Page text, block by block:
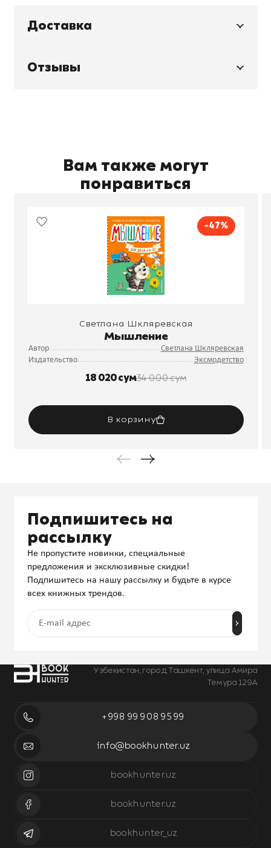
Доставка
Отзывы
Вам также могут
понравиться
-47%
Светлана Шкляревская
Мышление
Автор
Светлана Шкляревская
Издательство
Эксмодетство
18 020 сум34 000 сум
В корзину
Узбекистан, город Ташкент, улица Амира
Темура 129А
+998 99 908 95 99
info@bookhunter.uz
bookhunter.uz
bookhunter.uz
bookhunter_uz
Подпишитесь на
рассылку
Не пропустите новинки, специальные
предложения и эксклюзивные скидки!
Подпишитесь на нашу рассылку и будьте в курсе
всех книжных трендов.